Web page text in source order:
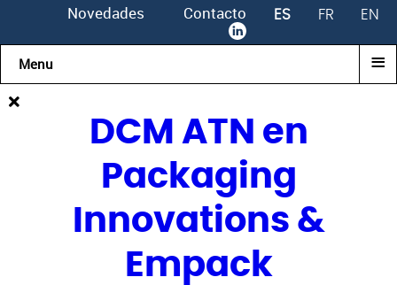
Novedades Contacto ES FR EN
Menu ≡
DCM ATN en
Packaging
Innovations &
Empack